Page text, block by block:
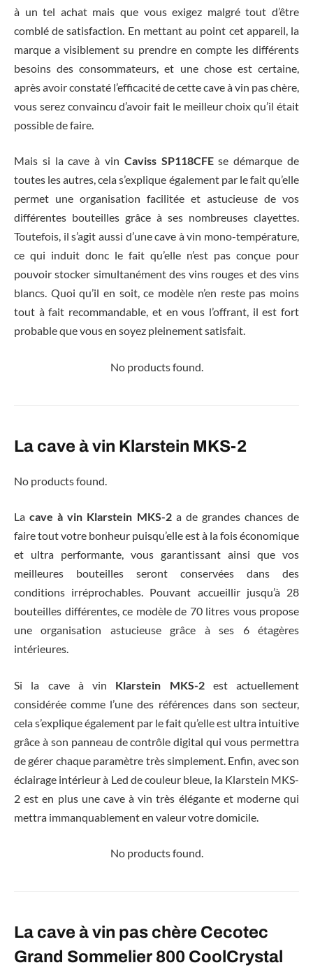
à un tel achat mais que vous exigez malgré tout d’être
comblé de satisfaction. En mettant au point cet appareil, la
marque a visiblement su prendre en compte les différents
besoins des consommateurs, et une chose est certaine,
après avoir constaté l’efficacité de cette cave à vin pas chère,
vous serez convaincu d’avoir fait le meilleur choix qu’il était
possible de faire.
Mais si la cave à vin Caviss SP118CFEse démarque de
toutes les autres, cela s’explique également par le fait qu’elle
permet une organisation facilitée et astucieuse de vos
différentes bouteilles grâce à ses nombreuses clayettes.
Toutefois, il s’agit aussi d’une cave à vin mono-température,
ce qui induit donc le fait qu’elle n’est pas conçue pour
pouvoir stocker simultanément des vins rouges et des vins
blancs. Quoi qu’il en soit, ce modèle n’en reste pas moins
tout à fait recommandable, et en vous l’offrant, il est fort
probable que vous en soyez pleinement satisfait.
No products found.
La cave à vin Klarstein MKS-2
No products found.
Lacave à vin Klarstein MKS-2a de grandes chances de
faire tout votre bonheur puisqu’elle est à la fois économique
et ultra performante, vous garantissant ainsi que vos
meilleures bouteilles seront conservées dans des
conditions irréprochables. Pouvant accueillir jusqu’à 28
bouteilles différentes, ce modèle de 70 litres vous propose
une organisation astucieuse grâce à ses 6 étagères
intérieures.
Si la cave à vin Klarstein MKS-2est actuellement
considérée comme l’une des références dans son secteur,
cela s’explique également par le fait qu’elle est ultra intuitive
grâce à son panneau de contrôle digital qui vous permettra
de gérer chaque paramètre très simplement. Enfin, avec son
éclairage intérieur à Led de couleur bleue, la Klarstein MKS-
2 est en plus une cave à vin très élégante et moderne qui
mettra immanquablement en valeur votre domicile.
No products found.
La cave à vin pas chère Cecotec
Grand Sommelier 800 CoolCrystal